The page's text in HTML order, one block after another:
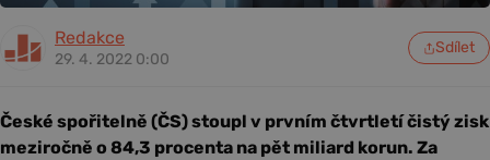
Redakce
29. 4. 2022 0:00
Sdílet
České spořitelně (ČS) stoupl v prvním čtvrtletí čistý zisk
meziročně o 84,3 procenta na pět miliard korun. Za